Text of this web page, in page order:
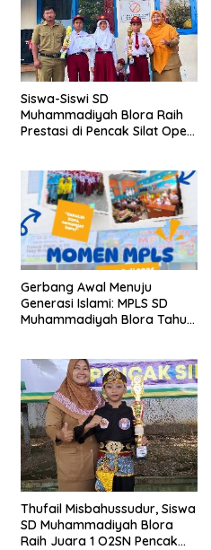
Siswa-Siswi SD
Muhammadiyah Blora Raih
Prestasi di Pencak Silat Open
Gerbang Awal Menuju
Generasi Islami: MPLS SD
Muhammadiyah Blora Tahun
Thufail Misbahussudur, Siswa
SD Muhammadiyah Blora
Raih Juara 1 O2SN Pencak